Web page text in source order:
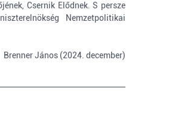
Csernik Elődnek. S persze
Nemzetpolitikai
Brenner János (2024. december)